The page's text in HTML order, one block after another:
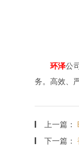
环泽公
务。高效、
上一篇：
下一篇：